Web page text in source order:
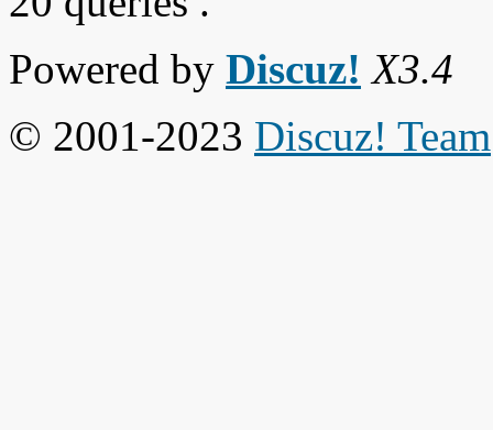
Powered by Discuz! X3.4
© 2001-2023 Discuz! Team